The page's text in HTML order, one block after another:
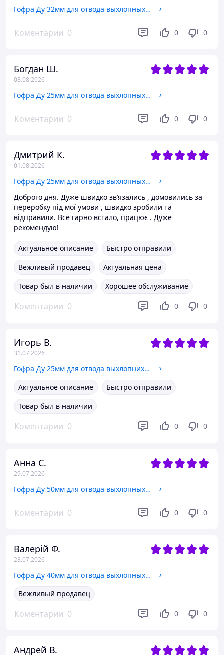
Гофра Ду 32мм для отвода выхлопных газов генератора с фланцем и соединением омериканка
Коментарии 0 0 0
Богдан Ш.
03.08.2026
Гофра Ду 25мм для отвода выхлопных газов генератора с фланцем и соединением омериканка
Коментарии 0 0 0
Дмитрий К.
01.08.2026
Гофра Ду 25мм для отвода выхлопных газов генератора с фланцем и соединением омериканка
Доброго дня. Дуже швидко звʼязались , домовились за
переробку під мої умови , швидко зробили та
відправили. Все гарно встало, працює . Дуже
рекомендую!
Актуальное описание
Быстро отправили
Вежливый продавец
Актуальная цена
Товар был в наличии
Хорошее обслуживание
Коментарии 0 0 0
Игорь В.
31.07.2026
Гофра Ду 25мм для отвода выхлопних газов генератора с переходником под хомут
Актуальное описание
Быстро отправили
Товар был в наличии
Коментарии 0 0 0
Анна С.
29.07.2026
Гофра Ду 50мм для отвода выхлопных газов генератора с переходником под хомут
Коментарии 0 0 0
Валерій Ф.
28.07.2026
Гофра Ду 40мм для отвода выхлопных газов генератора с переходником под хомут
Вежливый продавец
Коментарии 0 0 0
Андрей В.